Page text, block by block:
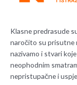
Klasne predrasude
naročito su prisutne
nazivamo i stvari
neophodnim
nepristupačne i
navigation